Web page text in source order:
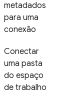
metadados
para uma
conexão
Conectar
uma pasta
do espaço
de trabalho